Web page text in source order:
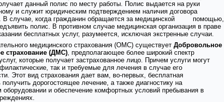
данный полис по месту работы. Полис выдается на руки
и служит юридическим подтверждением наличия договора
В случае, когда гражданин обращается за медицинской помощью,
полис. В противном случае медицинская организация в праве
бесплатных услуг, разумеется, исключая экстренные случаи.
медицинского страхования (ОМС) существует Добровольное
страхование (ДМС), предполагающее более широкий спектр
которые получает застрахованное лицо. Причем услуги могут
так и требуемые для лечения в случае его
Этот вид страхования дает вам, во-первых, бесплатная
дорогостоящее лечение, а также диагностику на
оборудовании и обеспечение комфортных условий пребывания в